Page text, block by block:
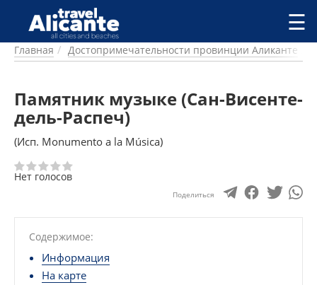
Перейти к основному содержанию
ГОРОДА
ПИТАНИЕ
ПРОЖИВАНИЕ
ПЛЯЖИ
ДОСТОПРИМЕЧАТЕЛЬНОСТИ
КЕМПИНГ
КОМАРКИ (РАЙОНЫ)
ПРЕДЛОЖЕНИЯ
СТАТЬИ
УСЛУГИ
☰
Главная Достопримечательности провинции Аликанте
Памятник музыке (Сан-Висенте-
дель-Распеч)
(Исп. Monumento a la Música)
Нет голосов
Поделиться
Содержимое:
Информация
На карте